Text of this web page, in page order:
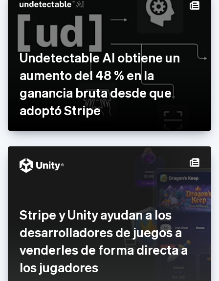
Undetectable AI obtiene un
aumento del 48 % en la
ganancia bruta desde que
adoptó Stripe
Stripe y Unity ayudan a los
desarrolladores de juegos a
venderles de forma directa a
los jugadores
Chipre
EnglishItaliano
Dinamarca
English
English
Eslovaquia
Eslovenia
España
English
Estonia
Francia
FrançaisEnglish
Gibraltar
English
Grecia
English
Hungría
English